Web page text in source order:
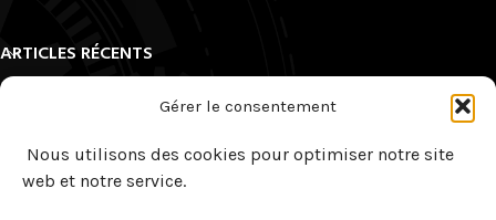
Gérer le consentement
Nous utilisons des cookies pour optimiser notre site
web et notre service.
ARTICLES RÉCENTS
NOTRE CATALOGUE